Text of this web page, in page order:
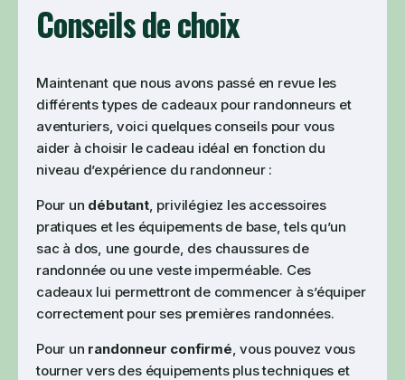
Conseils de choix
Maintenant que nous avons passé en revue les
différents types de cadeaux pour randonneurs et
aventuriers, voici quelques conseils pour vous
aider à choisir le cadeau idéal en fonction du
niveau d’expérience du randonneur :
Pour un débutant, privilégiez les accessoires
pratiques et les équipements de base, tels qu’un
sac à dos, une gourde, des chaussures de
randonnée ou une veste imperméable. Ces
cadeaux lui permettront de commencer à s’équiper
correctement pour ses premières randonnées.
Pour un randonneur confirmé , vous pouvez vous
tourner vers des équipements plus techniques et